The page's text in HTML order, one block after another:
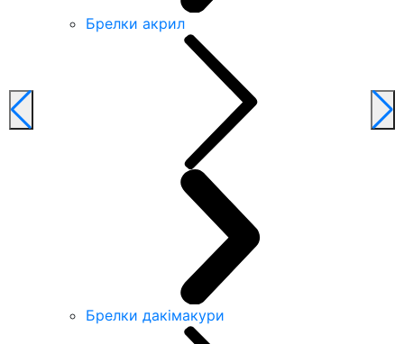
Брелки акрил
Брелки дакімакури